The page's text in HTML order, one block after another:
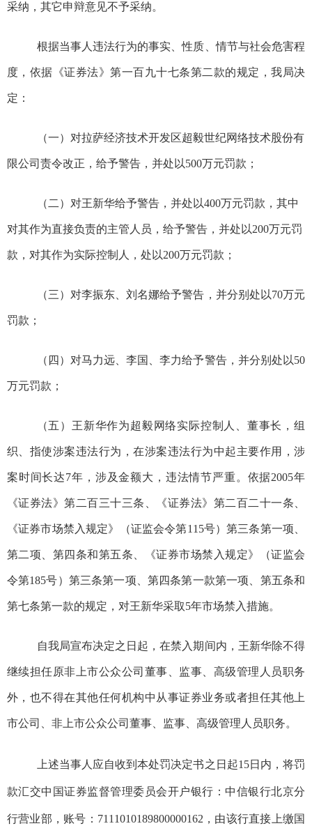
采纳，其它申辩意见不予采纳。
根据当事人违法行为的事实、性质、情节与社会危害程
度，依据《证券法》第一百九十七条第二款的规定，我局决
定：
（一） 对拉萨经济技术开发区超毅世纪网络技术股份有
限公司 责令改正，给予警告， 并处以500万元罚款；
（二） 对王新华给予警告，并处以400万元罚款，其中
对其作为直接负责的主管人员，给予警告，并处以200万元罚
款，对其作为实际控制人，处以200万元罚款；
（三） 对李振东、刘名娜给予警告，并分别处以70万元
罚款；
（四） 对马力远、李国、李力给予警告，并分别处以50
万元罚款；
（五） 王新华作为超毅网络实际控制人、董事长，组
织、 指使涉案违法行为，在涉案违法行为中起主要作用，涉
案时间长达7年 ，涉及金额大，违法情节严重。依据2005年
《证券法》第二百三十三条、《证券法》第二百二十一条、
《证券市场禁入规定》（证监会令第115号）第三条第一项、
第二项、第四条和第五条、《证券市场禁入规定》（证监会
令第185号）第三条第一项、第四条第一款第一项、第五条和
第七条第一款的规定，对王新华采取5年市场禁入措施。
自我局宣布决定之日起，在禁入期间内， 王新华除不得
继续担任原非上市公众公司董事、监事、高级管理人员职务
外，也不得在其他任何机构中从事证券业务或者担任其他上
市公司、非上市公众公司董事、监事、高级管理人员职务。
上述当事人应自收到本处罚决定书之日起15日内，将罚
款汇交中国证券监督管理委员会开户银行：中信银行北京分
行营业部，账号： 7111010189800000162，由该行直接上缴国